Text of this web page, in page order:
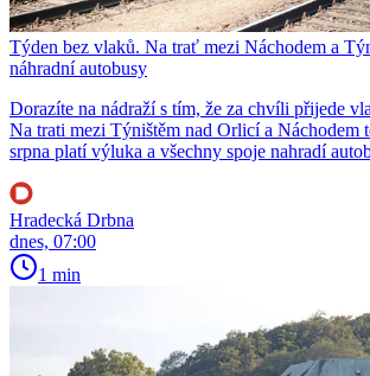
Týden bez vlaků. Na trať mezi Náchodem a
náhradní autobusy
Dorazíte na nádraží s tím, že za chvíli přijede
Na trati mezi Týništěm nad Orlicí a Náchodem
srpna platí výluka a všechny spoje nahradí
Hradecká Drbna
dnes, 07:00
1 min